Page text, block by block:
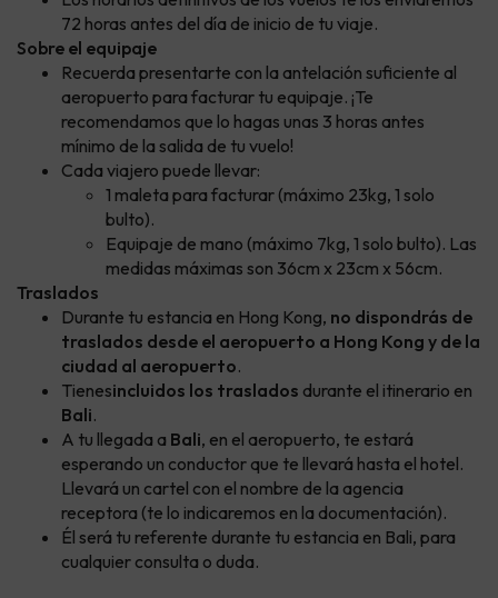
72 horas antes del día de inicio de tu viaje.
Sobre el equipaje
Recuerda presentarte con la antelación suficiente al
aeropuerto para facturar tu equipaje. ¡Te
recomendamos que lo hagas unas 3 horas antes
mínimo de la salida de tu vuelo!
Cada viajero puede llevar:
1 maleta para facturar (máximo 23kg, 1 solo
bulto).
Equipaje de mano (máximo 7kg, 1 solo bulto). Las
medidas máximas son 36cm x 23cm x 56cm.
Traslados
Durante tu estancia en Hong Kong, no dispondrás de
traslados desde el aeropuerto a Hong Kong y de la
ciudad al aeropuerto.
Tienesincluidos los traslados durante el itinerario en
Bali.
A tu llegada a Bali, en el aeropuerto, te estará
esperando un conductor que te llevará hasta el hotel.
Llevará un cartel con el nombre de la agencia
receptora (te lo indicaremos en la documentación).
Él será tu referente durante tu estancia en Bali, para
cualquier consulta o duda.